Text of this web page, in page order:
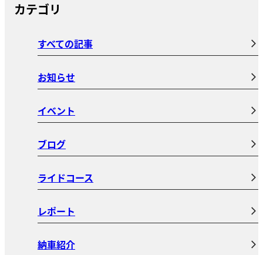
カテゴリ
すべての記事
お知らせ
イベント
ブログ
ライドコース
レポート
納車紹介